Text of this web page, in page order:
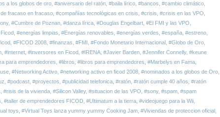
a los globos de oro #aniversario del ratón #baila lírico #bancos #cambio climático
fracaso en fracaso #compañías tecnológicas en crisis #crisis #crisis en las VPO
, #Cumbre de Poznan #danza lírica #Douglas Engelbart #El FMI y las VPO
#energías limpias #Energías renovables #energías verdes #españa #estreno
#FICOD 2008 #finanzas #FMI #Fondo Monetario Internacional #Globo de Oro
#internet #inversores en Ficod #IRENA #Javier Barden #Jennifer Connelly, #keune
para emprendedores #libros #libros para emprendedores #Marbelys en Fama
#Networking Activo #networking activo en ficod 2008 #nominados a los globos de Oro
#podcast #proyectos #publicidad telefonica #ratón #ratón cumple 40 años #ratón
#risis de la vivienda #Silicon Valley, #situacion de las VPO #sony, #spam #spam
#taller de emprendedores FICOD #Ultimatum a la tierra #videojuego para la Wii
toys #Virtual Toys lanza yummy yummy Cooking Jam #Viviendas de proteccion oficial